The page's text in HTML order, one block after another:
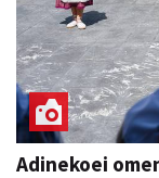
Adinekoei